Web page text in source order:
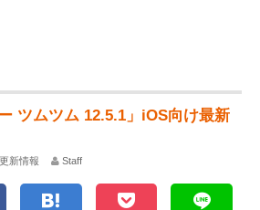
ツムツム 12.5.1」iOS向け最新
新情報 Staff